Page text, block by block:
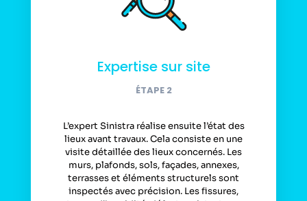
Expertise sur site
ÉTAPE 2
L’expert Sinistra réalise ensuite l’état des
lieux avant travaux. Cela consiste en une
visite détaillée des lieux concernés. Les
murs, plafonds, sols, façades, annexes,
terrasses et éléments structurels sont
inspectés avec précision. Les fissures,